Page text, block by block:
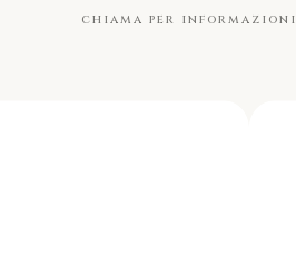
chiama per informazioni